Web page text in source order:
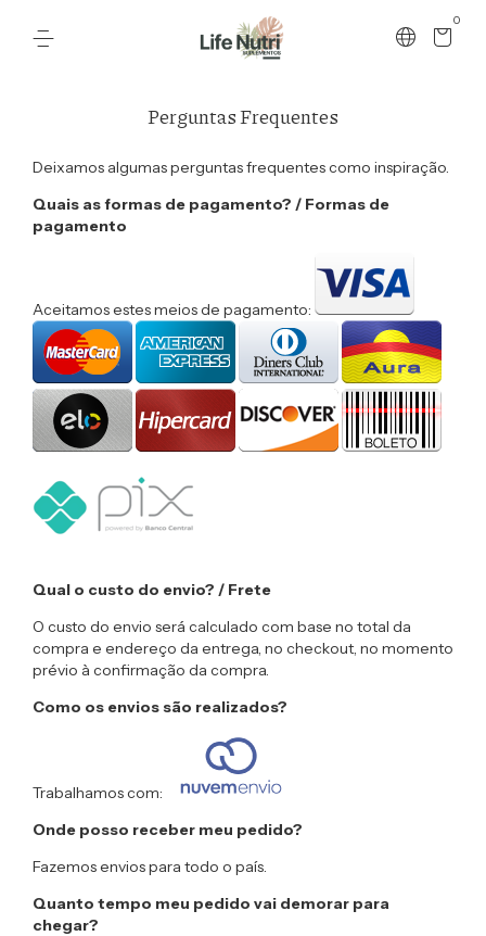
0
Perguntas Frequentes
Deixamos algumas perguntas frequentes como inspiração.
Quais as formas de pagamento? / Formas de
pagamento
Aceitamos estes meios de pagamento:
Qual o custo do envio? / Frete
O custo do envio será calculado com base no total da
compra e endereço da entrega, no checkout, no momento
prévio à confirmação da compra.
Como os envios são realizados?
Trabalhamos com:
Onde posso receber meu pedido?
Fazemos envios para todo o país.
Quanto tempo meu pedido vai demorar para
chegar?